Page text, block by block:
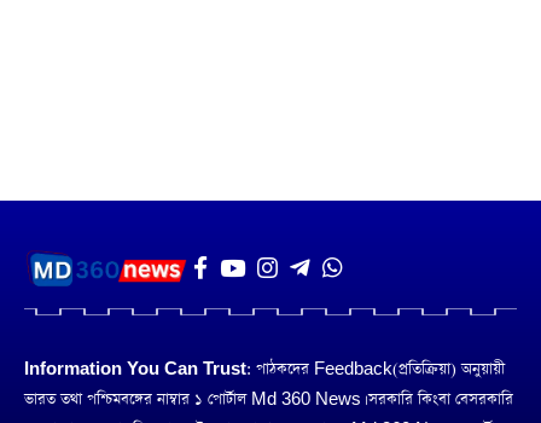
Information You Can Trust: পাঠকদের Feedback(প্রতিক্রিয়া) অনুয়ায়ী
ভারত তথা পশ্চিমবঙ্গের নাম্বার ১ পোর্টাল Md 360 News। সরকারি কিংবা বেসরকারি